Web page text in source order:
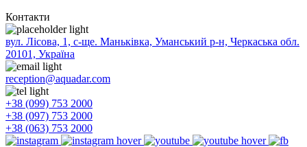
Контакти
вул. Лісова, 1, с-ще. Маньківка, Уманський р-н, Черкаська обл.
20101, Україна
reception@aquadar.com
+38 (099) 753 2000
+38 (097) 753 2000
+38 (063) 753 2000